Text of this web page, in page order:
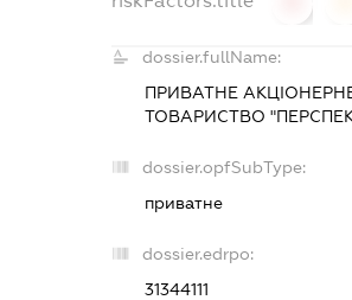
dossier.fullName:
ПРИВАТНЕ
ТОВАРИСТВО
dossier.opfSubType:
приватне
dossier.edrpo:
31344111